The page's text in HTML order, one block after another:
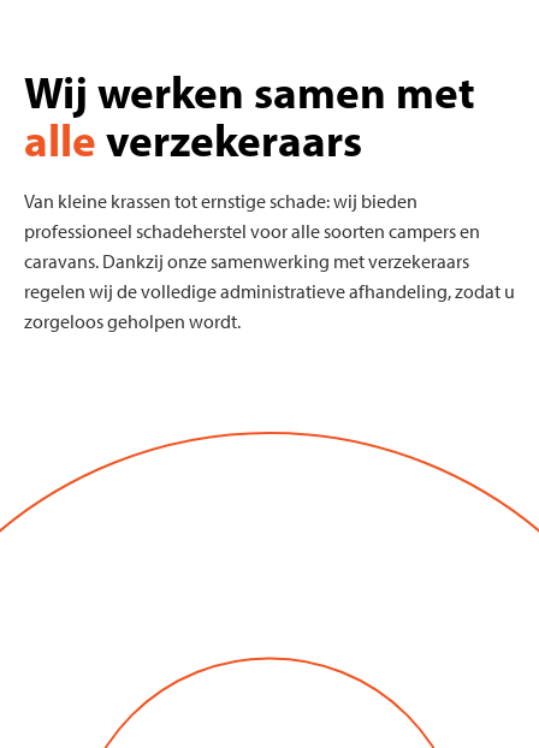
Wij werken samen met
alleverzekeraars
Van kleine krassen tot ernstige schade: wij bieden
professioneel schadeherstel voor alle soorten campers en
caravans. Dankzij onze samenwerking met verzekeraars
regelen wij de volledige administratieve afhandeling, zodat u
zorgeloos geholpen wordt.